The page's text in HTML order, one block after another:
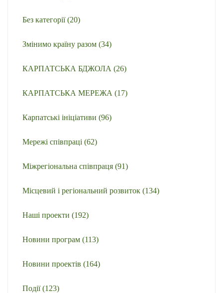
Без категорії(20)
Змінимо країну разом (34)
КАРПАТСЬКА БДЖОЛА (26)
КАРПАТСЬКА МЕРЕЖА (17)
Карпатські ініціативи (96)
Мережі співпраці (62)
Міжрегіональна співпраця (91)
Місцевий і регіональний розвиток (134)
Наші проекти (192)
Новини програм (113)
Новини проектів (164)
Події(123)